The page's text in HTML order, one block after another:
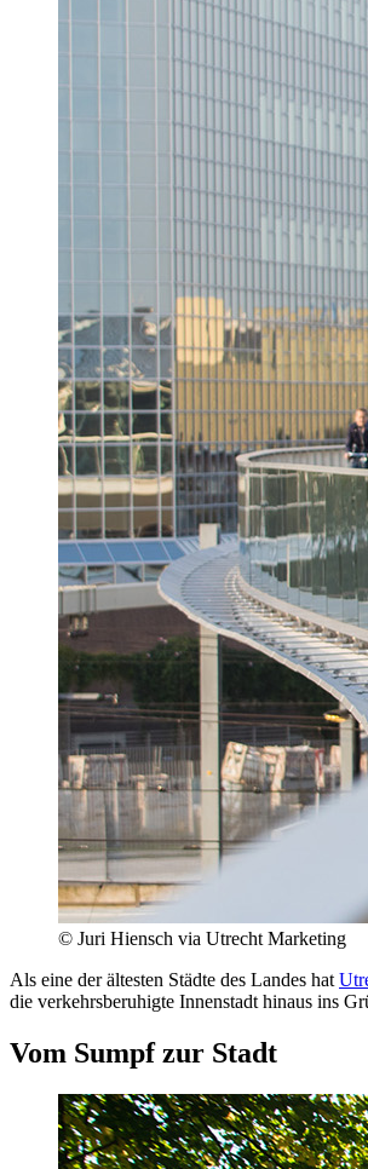
© Juri Hiensch via Utrecht Marketing
Als eine der ältesten Städte des Landes hat
die verkehrsberuhigte Innenstadt hinaus ins
Vom Sumpf zur Stadt